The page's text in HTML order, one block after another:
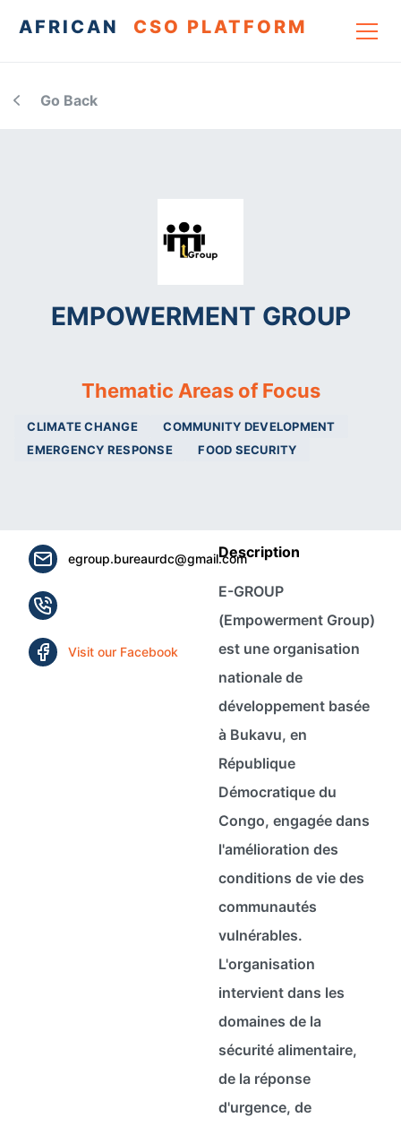
AFRICAN CSO PLATFORM
Go Back
EMPOWERMENT GROUP
Thematic Areas of Focus
CLIMATE CHANGE
COMMUNITY DEVELOPMENT
EMERGENCY RESPONSE
FOOD SECURITY
egroup.bureaurdc@gmail.com
Visit our Facebook
Description
E-GROUP
(Empowerment Group)
est une organisation
nationale de
développement basée
à Bukavu, en
République
Démocratique du
Congo, engagée dans
l'amélioration des
conditions de vie des
communautés
vulnérables.
L'organisation
intervient dans les
domaines de la
sécurité alimentaire,
de la réponse
d'urgence, de